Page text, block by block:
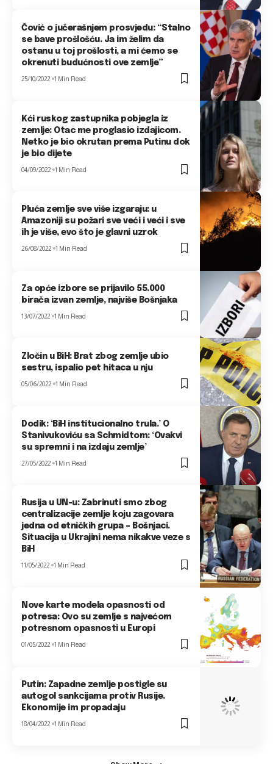
Čović o jučerašnjem prosvjedu: “Stalno
se bave prošlošću. Ja im želim da
ostanu u toj prošlosti, a mi ćemo se
okrenuti budućnosti ove zemlje”
25/10/2022 1 Min Read
Kći ruskog zastupnika pobjegla iz
zemlje: Otac me proglasio izdajicom.
Netko je bio okrutan prema Putinu dok
je bio dijete
04/09/2022 1 Min Read
Pluća zemlje sve više izgaraju: u
Amazoniji su požari sve veći i veći i sve
ih je više, evo što je glavni uzrok
26/08/2022 1 Min Read
Za opće izbore se prijavilo 55.000
birača izvan zemlje, najviše Bošnjaka
13/07/2022 1 Min Read
Zločin u BiH: Brat zbog zemlje ubio
sestru, ispalio pet hitaca u nju
05/06/2022 1 Min Read
Dodik: ‘BiH institucionalno trula.’ O
Stanivukoviću sa Schmidtom: ‘Ovakvi
su spremni i na izdaju zemlje’
27/05/2022 1 Min Read
Rusija u UN-u: Zabrinuti smo zbog
centralizacije zemlje koju zagovara
jedna od etničkih grupa – Bošnjaci.
Situacija u Ukrajini nema nikakve veze s
BiH
11/05/2022 1 Min Read
Nove karte modela opasnosti od
potresa: Ovo su zemlje s najvećom
potresnom opasnosti u Europi
01/05/2022 1 Min Read
Putin: Zapadne zemlje postigle su
autogol sankcijama protiv Rusije.
Ekonomije im propadaju
18/04/2022 1 Min Read